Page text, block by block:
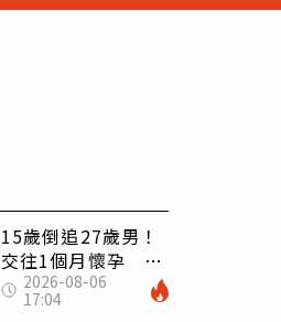
15歲倒追27歲男！
交往1個月懷孕 36
歲當阿嬤故事曝光
2026-08-06
17:04